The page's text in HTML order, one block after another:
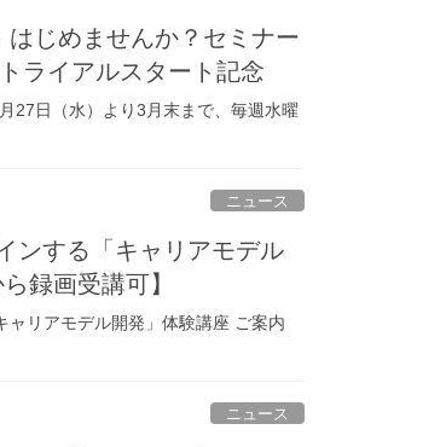
じめませんか？セミナー
ライアルスタート記念
27日（水）より3月末まで、毎週水曜
ニュース
ンする「キャリアモデル
録画受講可】
リアモデル開発」体験講座 ご案内
ニュース